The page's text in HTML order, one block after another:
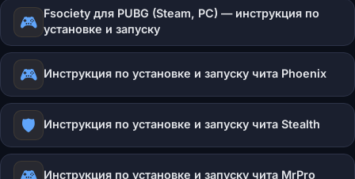
🎮 Fsociety для PUBG (Steam, PC) — инструкция по
установке и запуску
🎮 Инструкция по установке и запуску чита Phoenix
🛡️ Инструкция по установке и запуску чита Stealth
Инструкция по установке и запуску чита MrPro